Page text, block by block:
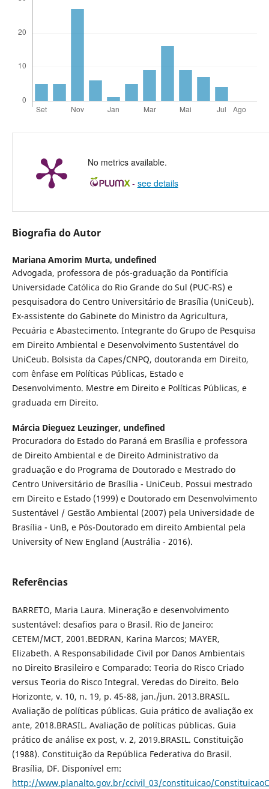
No metrics available.
- see details
Biografia do Autor
Mariana Amorim Murta, undefined
Advogada, professora de pós-graduação da Pontifícia
Universidade Católica do Rio Grande do Sul (PUC-RS) e
pesquisadora do Centro Universitário de Brasília (UniCeub).
Ex-assistente do Gabinete do Ministro da Agricultura,
Pecuária e Abastecimento. Integrante do Grupo de Pesquisa
em Direito Ambiental e Desenvolvimento Sustentável do
UniCeub. Bolsista da Capes/CNPQ, doutoranda em Direito,
com ênfase em Políticas Públicas, Estado e
Desenvolvimento. Mestre em Direito e Políticas Públicas, e
graduada em Direito.
Márcia Dieguez Leuzinger, undefined
Procuradora do Estado do Paraná em Brasília e professora
de Direito Ambiental e de Direito Administrativo da
graduação e do Programa de Doutorado e Mestrado do
Centro Universitário de Brasília - UniCeub. Possui mestrado
em Direito e Estado (1999) e Doutorado em Desenvolvimento
Sustentável / Gestão Ambiental (2007) pela Universidade de
Brasília - UnB, e Pós-Doutorado em direito Ambiental pela
University of New England (Austrália - 2016).
Referências
BARRETO, Maria Laura. Mineração e desenvolvimento
sustentável: desafios para o Brasil. Rio de Janeiro:
CETEM/MCT, 2001.BEDRAN, Karina Marcos; MAYER,
Elizabeth. A Responsabilidade Civil por Danos Ambientais
no Direito Brasileiro e Comparado: Teoria do Risco Criado
versus Teoria do Risco Integral. Veredas do Direito. Belo
Horizonte, v. 10, n. 19, p. 45-88, jan./jun. 2013.BRASIL.
Avaliação de políticas públicas. Guia prático de avaliação ex
ante, 2018.BRASIL. Avaliação de políticas públicas. Guia
prático de análise ex post, v. 2, 2019.BRASIL. Constituição
(1988). Constituição da República Federativa do Brasil.
Brasília, DF. Disponível em:
http://www.planalto.gov.br/ccivil_03/constituicao/